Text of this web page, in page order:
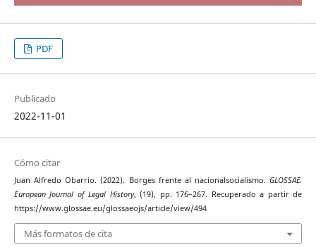
PDF
Publicado
2022-11-01
Cómo citar
Juan Alfredo Obarrio. (2022). Borges frente al nacionalsocialismo.GLOSSAE.
European Journal of Legal History, (19), pp. 176–267. Recuperado a partir de
https://www.glossae.eu/glossaeojs/article/view/494
Más formatos de cita